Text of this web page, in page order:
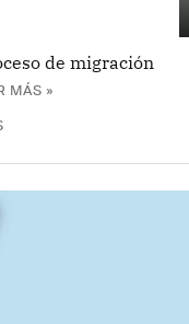
de migración
MÁS »